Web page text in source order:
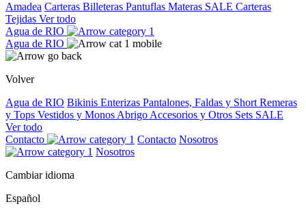
Amadea Carteras Billeteras Pantuflas Materas SALE Carteras
Tejidas Ver todo
Agua de RIO
Agua de RIO
Volver
Agua de RIO Bikinis Enterizas Pantalones, Faldas y Short Remeras
y Tops Vestidos y Monos Abrigo Accesorios y Otros Sets SALE
Ver todo
Contacto
Contacto Nosotros
Nosotros
Cambiar idioma
Español